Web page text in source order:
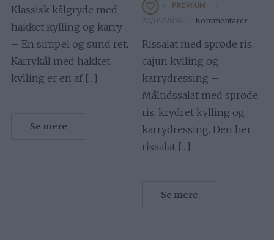
Klassisk kålgryde med
hakket kylling og karry
– En simpel og sund ret.
Karrykål med hakket
kylling er en af […]
Se mere
PREMIUM
20/05/2026 Kommentarer
Rissalat med sprøde ris,
cajun kylling og
karrydressing –
Måltidssalat med sprøde
ris, krydret kylling og
karrydressing. Den her
rissalat […]
Se mere